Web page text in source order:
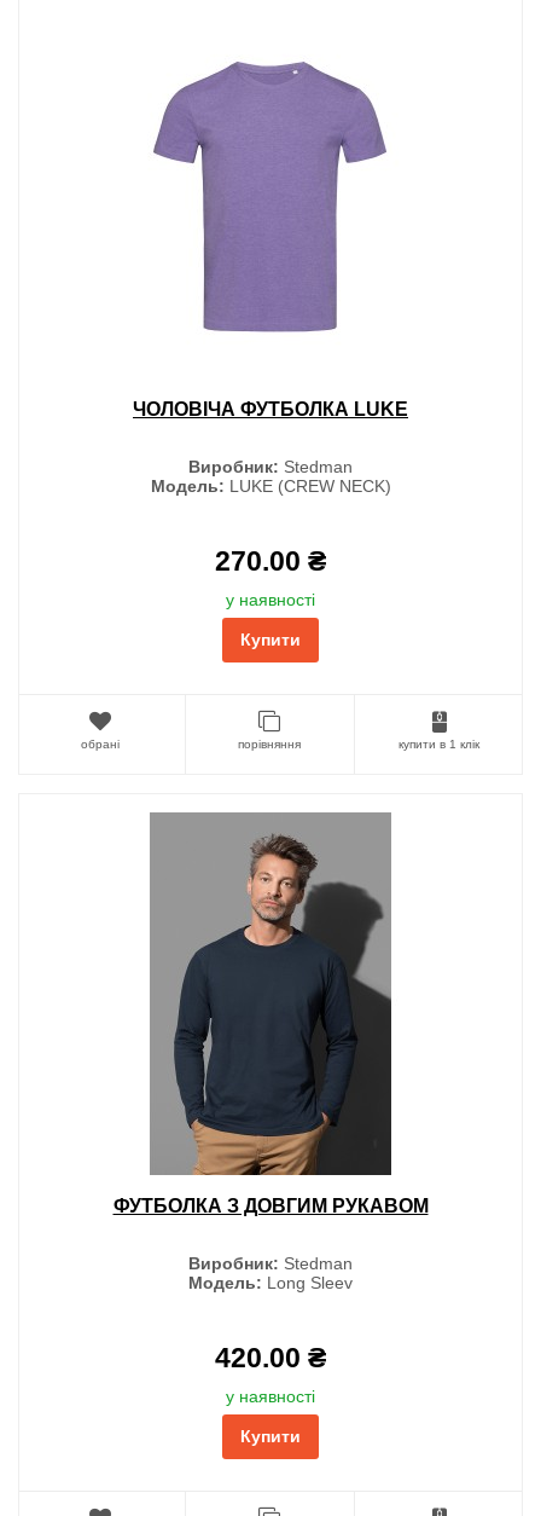
ЧОЛОВІЧА ФУТБОЛКА LUKE
Виробник: Stedman
Модель: LUKE (CREW NECK)
270.00 ₴
у наявності
Купити
обрані порівняння купити в 1 клік
ФУТБОЛКА З ДОВГИМ РУКАВОМ
Виробник: Stedman
Модель: Long Sleev
420.00 ₴
у наявності
Купити